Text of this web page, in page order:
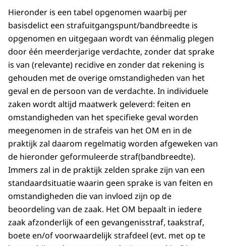
Hieronder is een tabel opgenomen waarbij per
basisdelict een strafuitgangspunt/bandbreedte is
opgenomen en uitgegaan wordt van éénmalig plegen
door één meerderjarige verdachte, zonder dat sprake
is van (relevante) recidive en zonder dat rekening is
gehouden met de overige omstandigheden van het
geval en de persoon van de verdachte. In individuele
zaken wordt altijd maatwerk geleverd: feiten en
omstandigheden van het specifieke geval worden
meegenomen in de strafeis van het OM en in de
praktijk zal daarom regelmatig worden afgeweken van
de hieronder geformuleerde straf(bandbreedte).
Immers zal in de praktijk zelden sprake zijn van een
standaardsituatie waarin geen sprake is van feiten en
omstandigheden die van invloed zijn op de
beoordeling van de zaak. Het OM bepaalt in iedere
zaak afzonderlijk of een gevangenisstraf, taakstraf,
boete en/of voorwaardelijk strafdeel (evt. met op te